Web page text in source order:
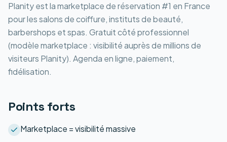
Planity est la marketplace de réservation #1 en France
pour les salons de coiffure, instituts de beauté,
barbershops et spas. Gratuit côté professionnel
(modèle marketplace : visibilité auprès de millions de
visiteurs Planity). Agenda en ligne, paiement,
fidélisation.
Points forts
Marketplace = visibilité massive